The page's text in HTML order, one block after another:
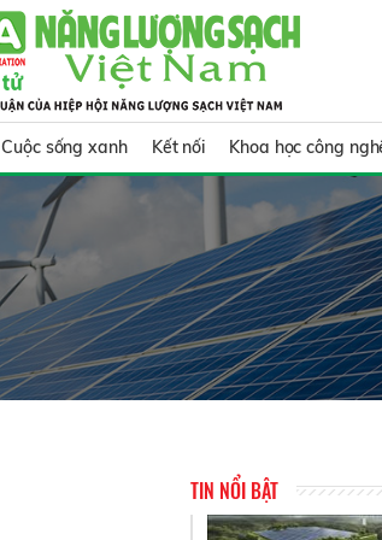
Cuộc sống xanh Kết nối Khoa học công
TIN NỔI BẬT